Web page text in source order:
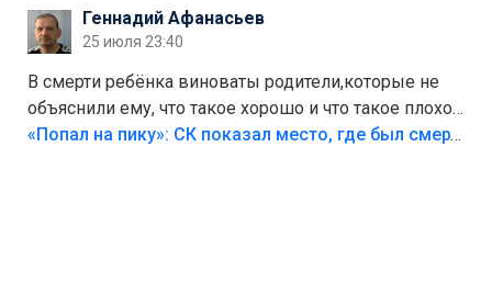
Геннадий Афанасьев
25 июля 23:40
В смерти ребёнка виноваты родители,которые не
объяснили ему, что такое хорошо и что такое плохо!
Лезть через такой забор,верх безумия,есть же
«Попал на пику»: СК показал место, где был смертельно травмирован ребенок в Тольятти